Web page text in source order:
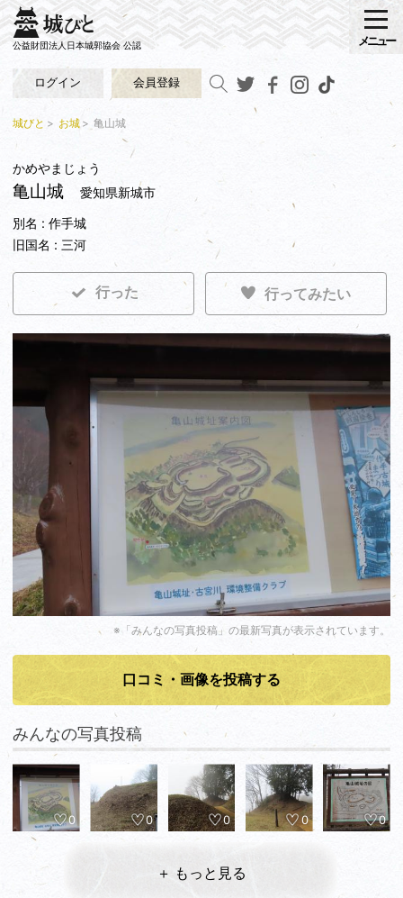
公益財団法人日本城郭協会 公認
ログイン 会員登録
メニュー
城びと お城 亀山城
かめやまじょう
亀山城
愛知県新城市
別名 : 作手城
旧国名 : 三河
行った 行ってみたい
※「みんなの写真投稿」の最新写真が表示されています。
口コミ・画像を投稿する
みんなの写真投稿
0 0 0 0 0
＋ もっと見る